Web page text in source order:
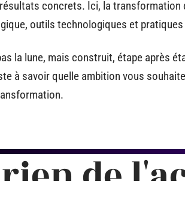
concrets. Ici, la transformation
outils technologiques et
la lune, mais construit, étape après
à savoir quelle ambition vous
de